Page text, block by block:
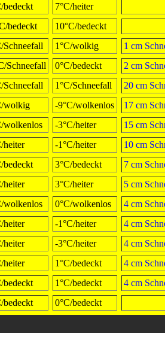
bedeckt
7°C/heiter
bedeckt
10°C/bedeckt
Schneefall 1°C/wolkig
1 cm
Schneefall 0°C/bedeckt
2 cm
Schneefall 1°C/Schneefall
20 cm
wolkig -9°C/wolkenlos
17 cm
wolkenlos -3°C/heiter
15 cm
heiter -1°C/heiter
10 cm
bedeckt 3°C/bedeckt
7 cm
heiter 3°C/heiter
5 cm
wolkenlos 0°C/wolkenlos
4 cm
heiter -1°C/heiter
4 cm
heiter -3°C/heiter
4 cm
heiter 1°C/bedeckt
4 cm
bedeckt 1°C/bedeckt
4 cm
bedeckt 0°C/bedeckt